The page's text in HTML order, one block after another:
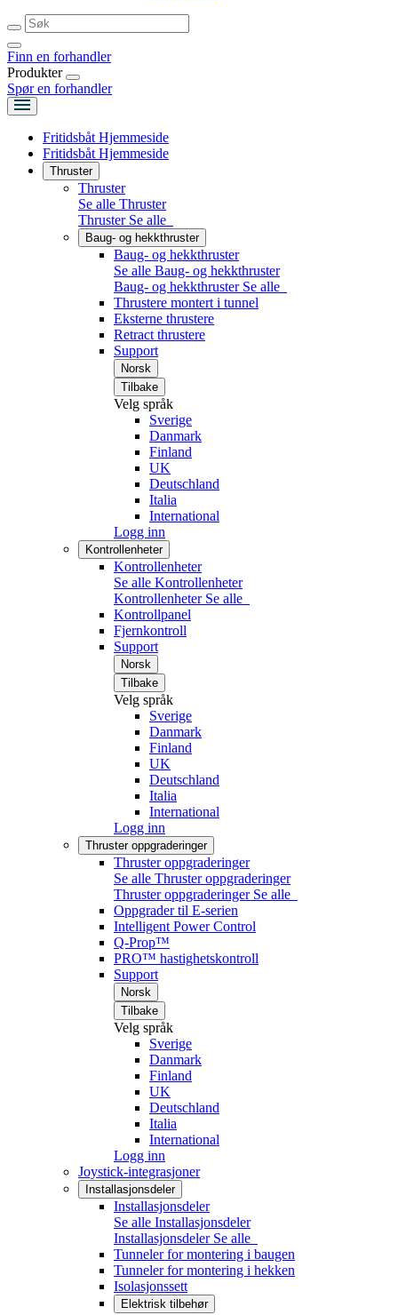
Finn en forhandler
Produkter
Spør en forhandler
Fritidsbåt Hjemmeside
Fritidsbåt Hjemmeside
Thruster
Thruster
Se alle Thruster
Thruster Se alle
Baug- og hekkthruster
Baug- og hekkthruster
Se alle Baug- og hekkthruster
Baug- og hekkthruster Se alle
Thrustere montert i tunnel
Eksterne thrustere
Retract thrustere
Support
Norsk
Tilbake
Velg språk
Sverige
Danmark
Finland
UK
Deutschland
Italia
International
Logg inn
Kontrollenheter
Kontrollenheter
Se alle Kontrollenheter
Kontrollenheter Se alle
Kontrollpanel
Fjernkontroll
Support
Norsk
Tilbake
Velg språk
Sverige
Danmark
Finland
UK
Deutschland
Italia
International
Logg inn
Thruster oppgraderinger
Thruster oppgraderinger
Se alle Thruster oppgraderinger
Thruster oppgraderinger Se alle
Oppgrader til E-serien
Intelligent Power Control
Q-Prop™
PRO™ hastighetskontroll
Support
Norsk
Tilbake
Velg språk
Sverige
Danmark
Finland
UK
Deutschland
Italia
International
Logg inn
Joystick-integrasjoner
Installasjonsdeler
Installasjonsdeler
Se alle Installasjonsdeler
Installasjonsdeler Se alle
Tunneler for montering i baugen
Tunneler for montering i hekken
Isolasjonssett
Elektrisk tilbehør